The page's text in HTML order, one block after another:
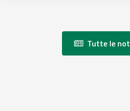
Tutte le